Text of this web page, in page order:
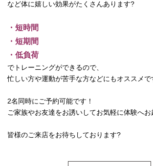
など体に嬉しい効果がたくさんあります?
・短時間
・短期間
・低負荷
でトレーニングができるので、
忙しい方や運動が苦手な方などにもオススメで
2名同時にご予約可能です！
ご家族やお友達をお誘いしてお気軽に体験へ
皆様のご来店をお待ちしております?